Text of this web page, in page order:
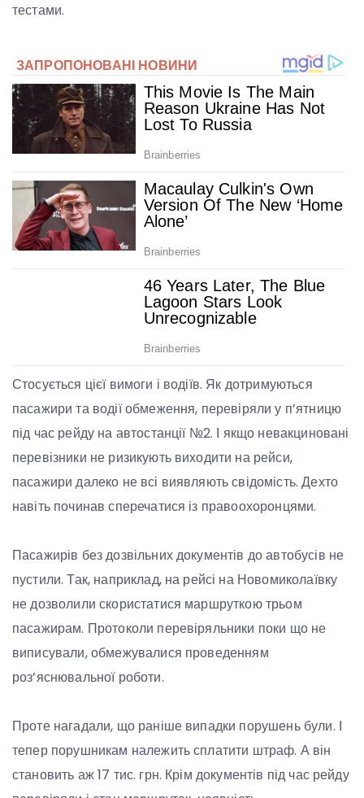
тестами.
Стосується цієї вимоги і водіїв. Як дотримуються
пасажири та водії обмеження, перевіряли у п’ятницю
під час рейду на автостанції №2. І якщо невакциновані
перевізники не ризикують виходити на рейси,
пасажири далеко не всі виявляють свідомість. Дехто
навіть починав сперечатися із правоохоронцями.
Пасажирів без дозвільних документів до автобусів не
пустили. Так, наприклад, на рейсі на Новомиколаївку
не дозволили скористатися маршруткою трьом
пасажирам. Протоколи перевіряльники поки що не
виписували, обмежувалися проведенням
роз’яснювальної роботи.
Проте нагадали, що раніше випадки порушень були. І
тепер порушникам належить сплатити штраф. А він
становить аж 17 тис. грн. Крім документів під час рейду